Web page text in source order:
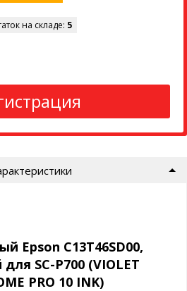
на складе: 5
Epson C13T46SD00,
SC-P700 (VIOLET
PRO 10 INK)